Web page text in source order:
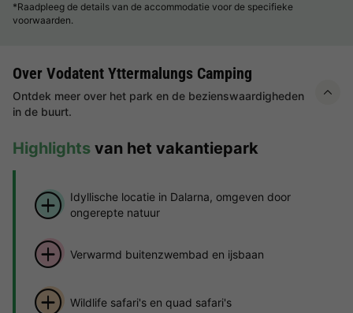
*Raadpleeg de details van de accommodatie voor de specifieke
voorwaarden.
Over Vodatent Yttermalungs Camping
Ontdek meer over het park en de bezienswaardigheden
in de buurt.
Highlights van het vakantiepark
Idyllische locatie in Dalarna, omgeven door
ongerepte natuur
Verwarmd buitenzwembad en ijsbaan
Wildlife safari's en quad safari's